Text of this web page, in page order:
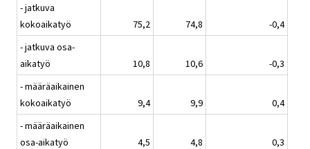
- jatkuva
kokoaikatyö
75,2 74,8
-0,4
- jatkuva osa-
aikatyö
10,8 10,6
-0,3
- määräaikainen
kokoaikatyö
9,4 9,9
0,4
- määräaikainen
osa-aikatyö
4,5 4,8
0,3